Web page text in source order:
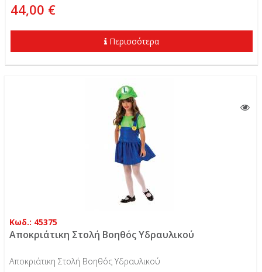
44,00 €
Περισσότερα
Κωδ.: 45375
Αποκριάτικη Στολή Βοηθός Υδραυλικού
Αποκριάτικη Στολή Βοηθός Υδραυλικού